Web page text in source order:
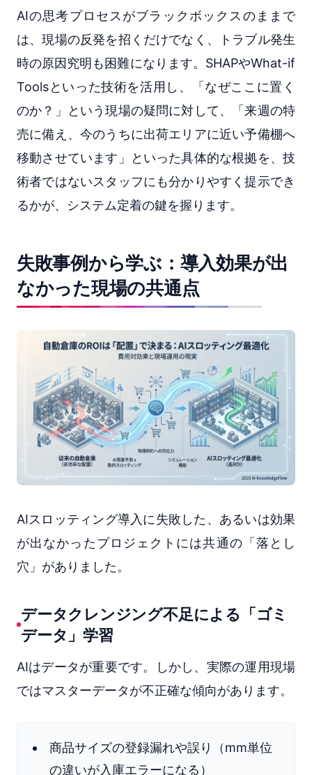
AIの思考プロセスがブラックボックスのままで
は、現場の反発を招くだけでなく、トラブル発生
時の原因究明も困難になります。SHAPやWhat-if
Toolsといった技術を活用し、「なぜここに置く
のか？」という現場の疑問に対して、「来週の特
売に備え、今のうちに出荷エリアに近い予備棚へ
移動させています」といった具体的な根拠を、技
術者ではないスタッフにも分かりやすく提示でき
るかが、システム定着の鍵を握ります。
失敗事例から学ぶ：導入効果が出
なかった現場の共通点
AIスロッティング導入に失敗した、あるいは効果
が出なかったプロジェクトには共通の「落とし
穴」がありました。
データクレンジング不足による「ゴミ
データ」学習
AIはデータが重要です。しかし、実際の運用現場
ではマスターデータが不正確な傾向があります。
商品サイズの登録漏れや誤り（mm単位
の違いが入庫エラーになる）